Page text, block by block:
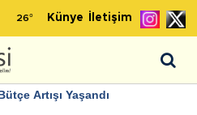
26° Künye İletişim
Artışı Yaşandı